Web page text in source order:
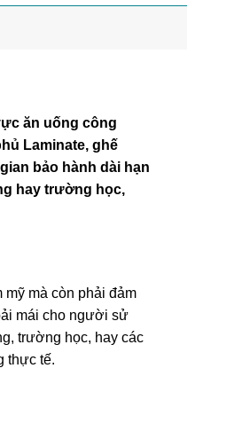
ăn uống công
Laminate, ghế
bảo hành dài hạn
hay trường học,
mà còn phải đảm
mái cho người sử
trường học, hay các
thực tế.